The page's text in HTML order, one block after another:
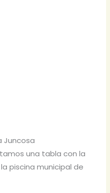
Juncosa
una tabla con la
piscina municipal de